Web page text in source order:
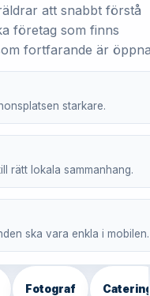
att snabbt förstå
företag som finns
fortfarande är
starkare.
rätt lokala sammanhang.
ska vara enkla i mobilen.
Fotograf